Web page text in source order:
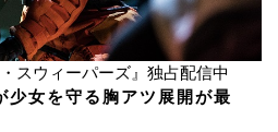
スウィーパーズ』独占配信中
少女を守る胸アツ展開が最